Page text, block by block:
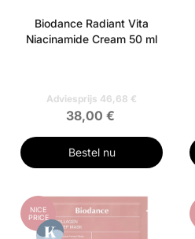
Biodance Radiant Vita
Niacinamide Cream 50 ml
Adviesprijs 46,68 €
38,00 €
Bestel nu
NICE
PRICE